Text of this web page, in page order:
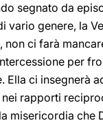
segnato da
vario genere, la
non ci farà
per
Ella ci insegnerà
rapporti
misericordia che